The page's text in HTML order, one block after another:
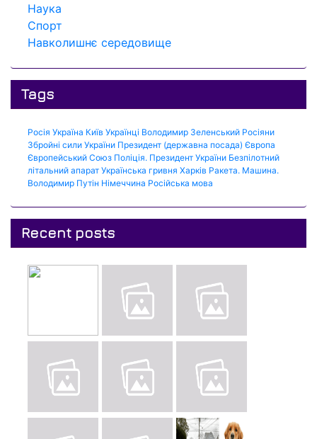
Наука
Спорт
Навколишнє середовище
Tags
Росія Україна Київ Українці Володимир Зеленський Росіяни
Збройні сили України Президент (державна посада) Європа
Європейський Союз Поліція. Президент України Безпілотний
літальний апарат Українська гривня Харків Ракета. Машина.
Володимир Путін Німеччина Російська мова
Recent posts